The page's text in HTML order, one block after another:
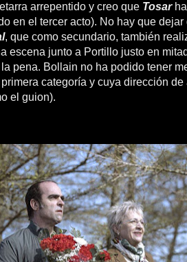
arrepentido y creo que Tosar
en el tercer acto). No hay que dejar
, que como secundario, también
escena junto a Portillo justo en
pena. Bollain no ha podido tener
categoría y cuya dirección de
el guion).